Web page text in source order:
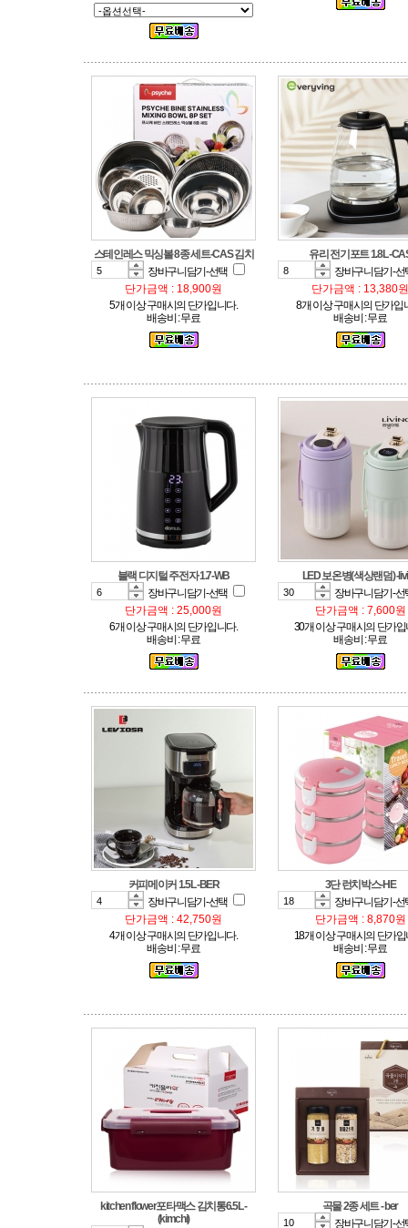
스테인레스 믹싱볼 8종 세트-CAS 김치
장바구니담기-선택
단가금액 : 18,900원
5개 이상 구매시의 단가입니다.
배송비 : 무료
유리 전기포트 1.8L -
장바구니담기-
단가금액 : 13,380원
8개 이상 구매시의 단가입
배송비 : 무료
블랙 디지털 주전자 1.7-WB
장바구니담기-선택
단가금액 : 25,000원
6개 이상 구매시의 단가입니다.
배송비 : 무료
LED 보온병(색상랜덤) -
장바구니담기-
단가금액 : 7,600원
30개 이상 구매시의 단가입
배송비 : 무료
커피메이커 1.5L -BER
장바구니담기-선택
단가금액 : 42,750원
4개 이상 구매시의 단가입니다.
배송비 : 무료
3단 런치박스-HE
장바구니담기-
단가금액 : 8,870원
18개 이상 구매시의 단가입
배송비 : 무료
(kimchi)
곡물 2종 세트 - ber
장바구니담기-